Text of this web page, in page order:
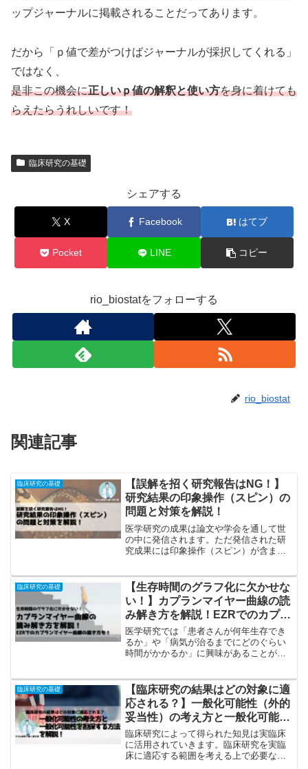
ップジャーナルに掲載されることだってあります。
だから「ｐ値で差がつけばジャーナルが採択してくれる」
ではなく、
是非この機会に正しいｐ値の解釈と使い方を身に着けても
らえたらうれしいです！
臨床研究の基礎
シェアする
X Facebook はてブ
Pocket LINE コピー
rio_biostatをフォローする
rio_biostat
関連記事
臨床研究の基礎
【誤解を招く研究報告はNG！】
研究結果の印象操作（スピン）の
問題と対策を解説！
医学研究の成果は論文や学会を通して世
の中に発信されます。ただ発信された研
究成果には印象操作（スピン）が含まれ
について解説します！
臨床研究の基礎
【生存時間のグラフ化に欠かせな
い！】カプランマイヤー曲線の読
み解き方を解説！EZRでのカプラ
ンマイヤー曲線の描き方も！
医学研究では「患者さんが何年生存でき
るか」や「病気が治るまでにどのぐらい
時間がかかるか」に興味があることがあ
生存時間を扱う解析を生存時間解析とい
います。生存時間解析では生存時間の要
約としてよくカプランマイヤー曲線が使
われます。この記事ではカプランマイヤ
ー曲線が「どのような情報を与えてくれ
るのか？」や「カプランマイヤー曲線は
どのような定義で描かれているのか」に
ついて解説します。
臨床研究の基礎
【臨床研究の結果はどの対象に適
応される？】一般化可能性（外的
妥当性）の考え方と一般化可能性
を担保する方法を解説！
臨床研究によって得られた知見は実臨床
に活用されていきます。臨床研究を実臨
床に適応する範囲を考える上で必要な概